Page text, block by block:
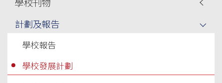
計劃及報告
學校報告
學校發展計劃